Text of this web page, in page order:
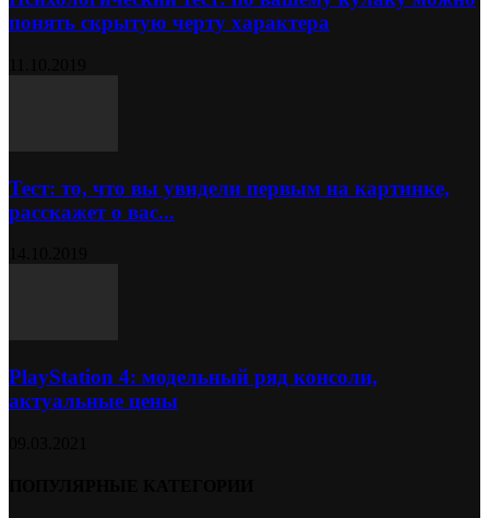
понять скрытую черту характера
Тест: то, что вы увидели первым на картинке,
расскажет о вас...
PlayStation 4: модельный ряд консоли,
актуальные цены